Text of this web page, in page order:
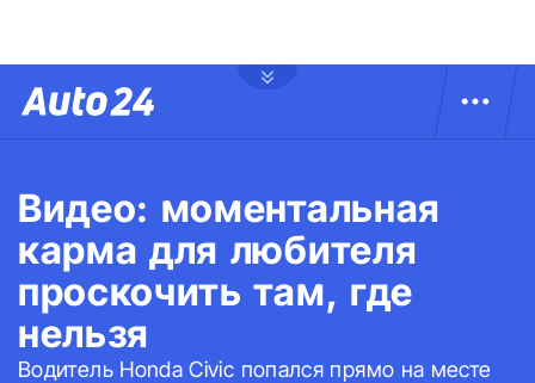
Видео: моментальная
карма для любителя
проскочить там, где
нельзя
Водитель Honda Civic попался прямо на месте